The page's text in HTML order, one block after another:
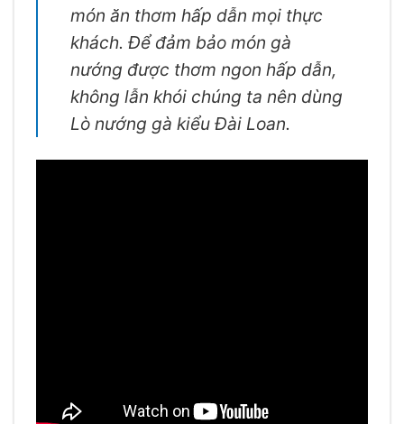
món ăn thơm hấp dẫn mọi thực
khách. Để đảm bảo món gà
nướng được thơm ngon hấp dẫn,
không lẫn khói chúng ta nên dùng
Lò nướng gà kiểu Đài Loan.